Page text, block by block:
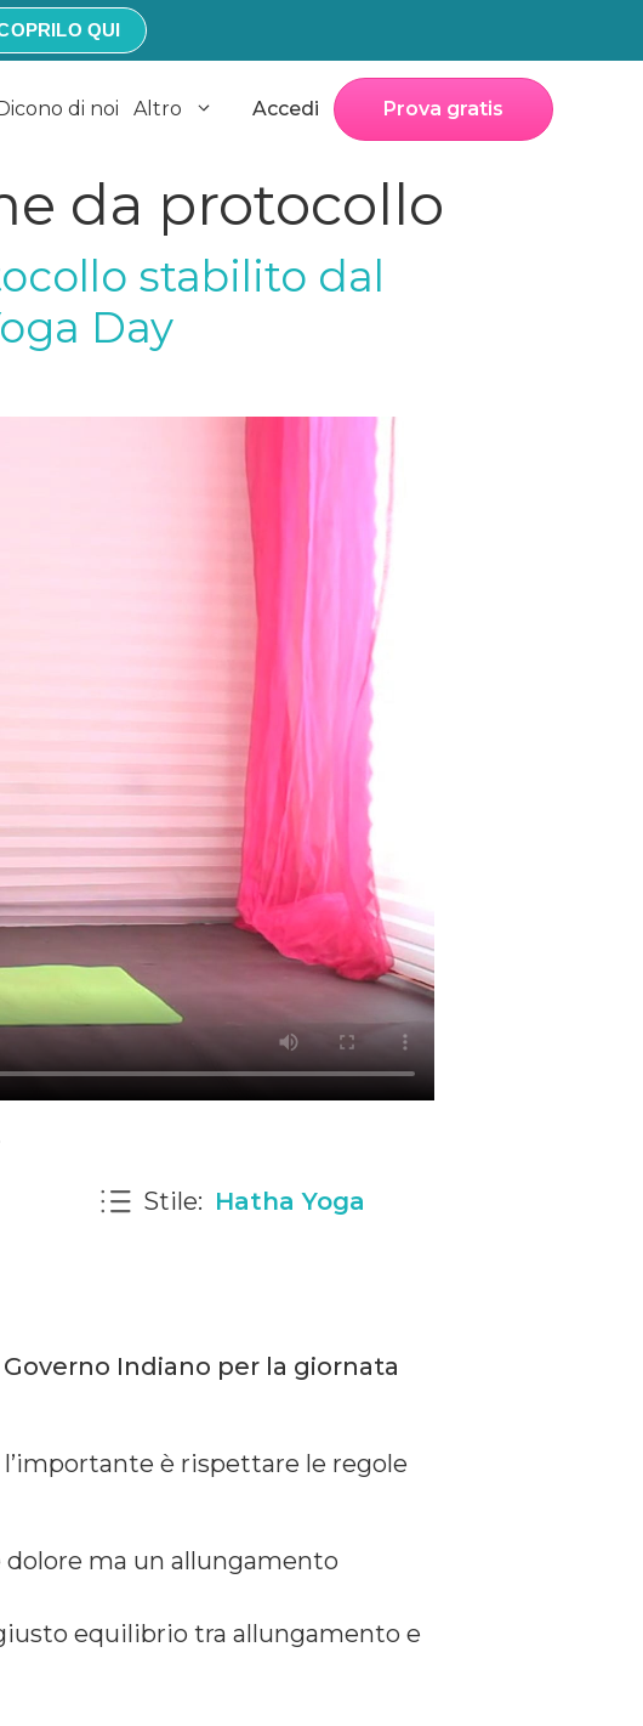
QUI
Dicono di noi Altro Accedi Prova gratis
da protocollo
stabilito dal
Day
Stile: Hatha Yoga
Indiano per la giornata
è rispettare le regole
ma un allungamento
equilibrio tra allungamento e